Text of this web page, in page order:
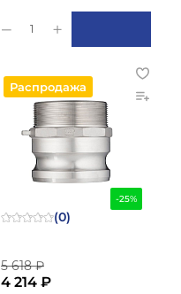
1
-25%
Распродажа
(0)
5 618 ₽
4 214 ₽